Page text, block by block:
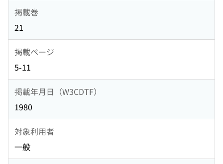
掲載巻
21
掲載ページ
5-11
掲載年月日（W3CDTF）
1980
対象利用者
一般